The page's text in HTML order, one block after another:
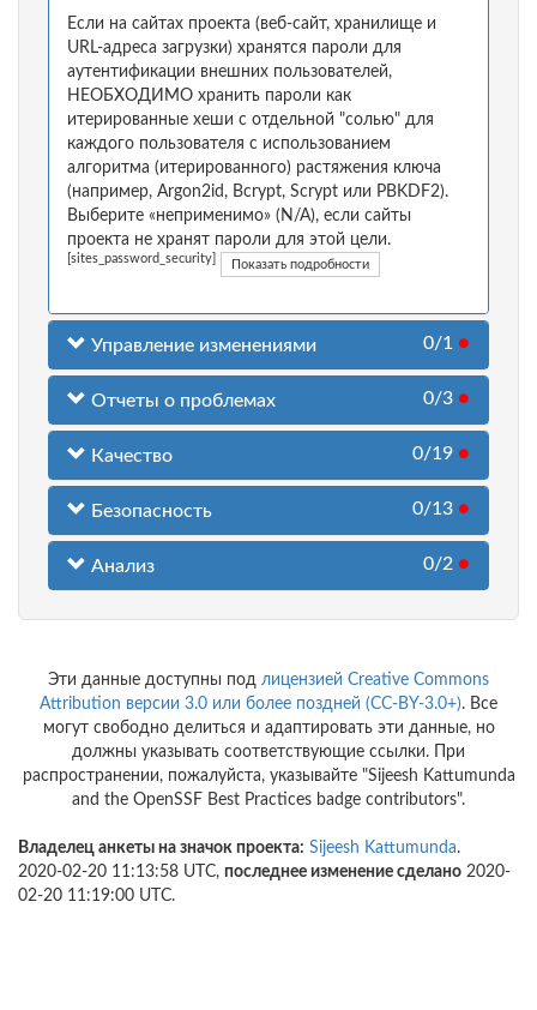
Если на сайтах проекта (веб-сайт, хранилище и
URL-адреса загрузки) хранятся пароли для
аутентификации внешних пользователей,
НЕОБХОДИМО хранить пароли как
итерированные хеши с отдельной "солью" для
каждого пользователя с использованием
алгоритма (итерированного) растяжения ключа
(например, Argon2id, Bcrypt, Scrypt или PBKDF2).
Выберите «неприменимо» (N/A), если сайты
проекта не хранят пароли для этой цели.
[sites_password_security] Показать подробности
Управление изменениями 0/1 ●
Отчеты о проблемах 0/3 ●
Качество 0/19 ●
Безопасность 0/13 ●
Анализ 0/2 ●
Эти данные доступны под лицензией Creative Commons
Attribution версии 3.0 или более поздней (CC-BY-3.0+). Все
могут свободно делиться и адаптировать эти данные, но
должны указывать соответствующие ссылки. При
распространении, пожалуйста, указывайте "Sijeesh Kattumunda
and the OpenSSF Best Practices badge contributors".
Владелец анкеты на значок проекта: Sijeesh Kattumunda.
2020-02-20 11:13:58 UTC, последнее изменение сделано 2020-
02-20 11:19:00 UTC.